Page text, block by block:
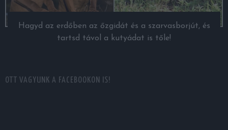
Hagyd az erdőben az őzgidát és a szarvasborjút, és
tartsd távol a kutyádat is tőle!
OTT VAGYUNK A FACEBOOKON IS!